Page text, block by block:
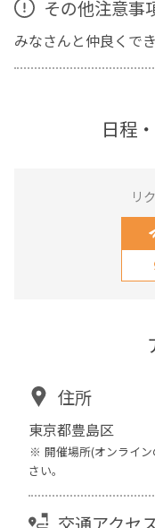
その他注意事
みなさんと仲良くで
日程
リ
住所
東京都豊島区
開催場所(オンライ
さい。